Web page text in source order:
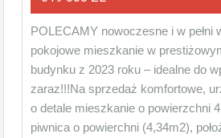
POLECAMY nowoczesne i w pełni
pokojowe mieszkanie w
budynku z 2023 roku – idealne do
zaraz!!!Na sprzedaż komfortowe,
o detale mieszkanie o powierzchni
piwnica o powierchni (4,34m2),